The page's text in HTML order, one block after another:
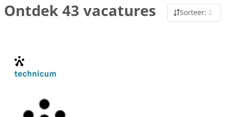
Ontdek 43 vacatures Sorteer: